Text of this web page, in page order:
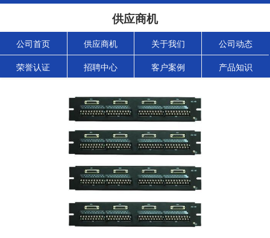
供应商机
公司首页 供应商机 关于我们 公司动态
荣誉认证 招聘中心 客户案例 产品知识